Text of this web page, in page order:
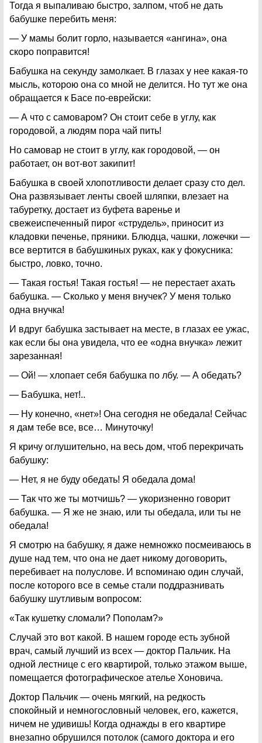
Тогда я выпаливаю быстро, залпом, чтоб не дать
бабушке перебить меня:
— У мамы болит горло, называется «ангина», она
скоро поправится!
Бабушка на секунду замолкает. В глазах у нее какая-то
мысль, которою она со мной не делится. Но тут же она
обращается к Басе по-еврейски:
— А что с самоваром? Он стоит себе в углу, как
городовой, а людям пора чай пить!
Но самовар не стоит в углу, как городовой, — он
работает, он вот-вот закипит!
Бабушка в своей хлопотливости делает сразу сто дел.
Она развязывает ленты своей шляпки, влезает на
табуретку, достает из буфета варенье и
свежеиспеченный пирог «струдель», приносит из
кладовки печенье, пряники. Блюдца, чашки, ложечки —
все вертится в бабушкиных руках, как у фокусника:
быстро, ловко, точно.
— Такая гостья! Такая гостья! — не перестает ахать
бабушка. — Сколько у меня внучек? У меня только
одна внучка!
И вдруг бабушка застывает на месте, в глазах ее ужас,
как если бы она увидела, что ее «одна внучка» лежит
зарезанная!
— Ой! — хлопает себя бабушка по лбу. — А обедать?
— Бабушка, нет!..
— Ну конечно, «нет»! Она сегодня не обедала! Сейчас
я дам тебе все, все… Минуточку!
Я кричу оглушительно, на весь дом, чтоб перекричать
бабушку:
— Нет, я не буду обедать! Я обедала дома!
— Так что же ты мотчишь? — укоризненно говорит
бабушка. — Я же не знаю, или ты обедала, или ты не
обедала!
Я смотрю на бабушку, я даже немножко посмеиваюсь в
душе над тем, что она не дает никому договорить,
перебивает на полуслове. И вспоминаю один случай,
после которого все в семье стали поддразнивать
бабушку шутливым вопросом:
«Так кушетку сломали? Пополам?»
Случай это вот какой. В нашем городе есть зубной
врач, самый лучший из всех — доктор Пальчик. На
одной лестнице с его квартирой, только этажом выше,
помещается фотографическое ателье Хоновича.
Доктор Пальчик — очень мягкий, на редкость
спокойный и немногословный человек, его, кажется,
ничем не удивишь! Когда однажды в его квартире
внезапно обрушился потолок (самого доктора и его